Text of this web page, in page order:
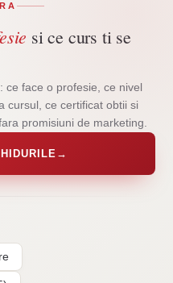
si ce curs ti se
face o profesie, ce nivel
cursul, ce certificat obtii si
promisiuni de marketing.
→